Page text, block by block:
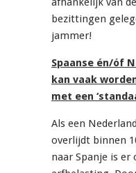
bezittingen
jammer!
Spaanse én/óf
kan vaak
met een
Als een
overlijdt binnen
naar Spanje is er